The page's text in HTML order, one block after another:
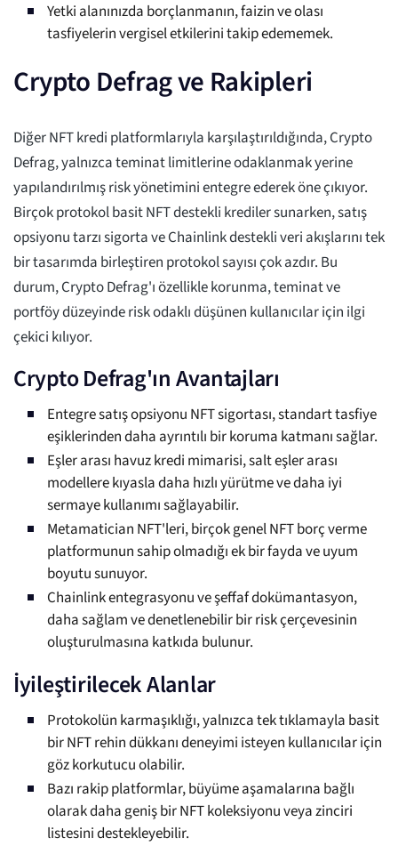
Yetki alanınızda borçlanmanın, faizin ve olası
tasfiyelerin vergisel etkilerini takip edememek.
Crypto Defrag ve Rakipleri
Diğer NFT kredi platformlarıyla karşılaştırıldığında, Crypto
Defrag, yalnızca teminat limitlerine odaklanmak yerine
yapılandırılmış risk yönetimini entegre ederek öne çıkıyor.
Birçok protokol basit NFT destekli krediler sunarken, satış
opsiyonu tarzı sigorta ve Chainlink destekli veri akışlarını tek
bir tasarımda birleştiren protokol sayısı çok azdır. Bu
durum, Crypto Defrag'ı özellikle korunma, teminat ve
portföy düzeyinde risk odaklı düşünen kullanıcılar için ilgi
çekici kılıyor.
Crypto Defrag'ın Avantajları
Entegre satış opsiyonu NFT sigortası, standart tasfiye
eşiklerinden daha ayrıntılı bir koruma katmanı sağlar.
Eşler arası havuz kredi mimarisi, salt eşler arası
modellere kıyasla daha hızlı yürütme ve daha iyi
sermaye kullanımı sağlayabilir.
Metamatician NFT'leri, birçok genel NFT borç verme
platformunun sahip olmadığı ek bir fayda ve uyum
boyutu sunuyor.
Chainlink entegrasyonu ve şeffaf dokümantasyon,
daha sağlam ve denetlenebilir bir risk çerçevesinin
oluşturulmasına katkıda bulunur.
İyileştirilecek Alanlar
Protokolün karmaşıklığı, yalnızca tek tıklamayla basit
bir NFT rehin dükkanı deneyimi isteyen kullanıcılar için
göz korkutucu olabilir.
Bazı rakip platformlar, büyüme aşamalarına bağlı
olarak daha geniş bir NFT koleksiyonu veya zinciri
listesini destekleyebilir.